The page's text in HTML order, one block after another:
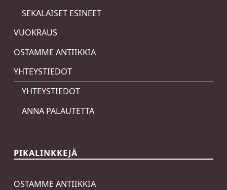
SEKALAISET ESINEET
VUOKRAUS
OSTAMME ANTIIKKIA
YHTEYSTIEDOT
YHTEYSTIEDOT
ANNA PALAUTETTA
PIKALINKKEJÄ
OSTAMME ANTIIKKIA